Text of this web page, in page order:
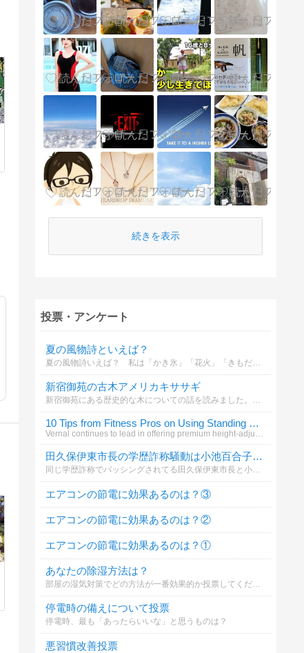
続きを表示
投票・アンケート
夏の風物詩といえば？
夏の風物詩いえば？ 私は「かき氷」「花火」「きもだめし」といったところです (^_^)v
新宿御苑の古木アメリカキササギ
新宿御苑にある歴史的な木についての話を読みました。あなたはこの木の魅力をどう感じますか？
10 Tips from Fitness Pros on Using Standing Desks
Vernal continues to lead in offering premium height-adjustable standing desk
田久保伊東市長の学歴詐称騒動は小池百合子東京都知事に影響すると思う？
同じ学歴詐称でバッシングされてる田久保伊東市長と小池百合子東京都知事。見栄張って嘘ついてましたって謝れば済んでたのに、変なプライドで拗れた二人。先に田久保伊東市長が決着つきそうやけど、小池百合子東京都知事にも余波があると思う？
エアコンの節電に効果あるのは？③
エアコンの節電に効果あるのは？②
エアコンの節電に効果あるのは？①
あなたの除湿方法は？
部屋の湿気対策でどの方法が一番効果的か投票してください
停電時の備えについて投票
停電時、最も「あったらいいな」と思うものは？
悪習慣改善投票